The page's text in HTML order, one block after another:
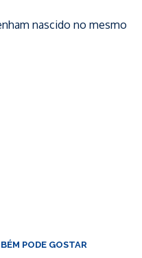
nascido no mesmo
PODE GOSTAR